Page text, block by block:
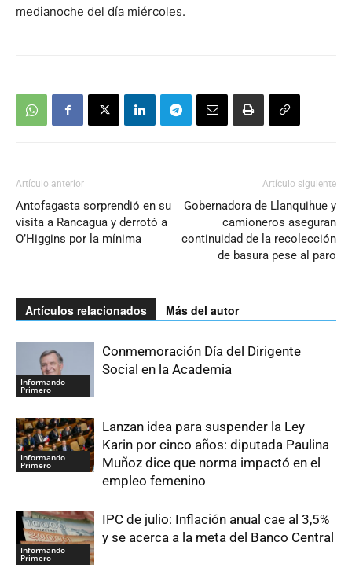
medianoche del día miércoles.
Artículo anterior
Antofagasta sorprendió en su
visita a Rancagua y derrotó a
O’Higgins por la mínima
Artículo siguiente
Gobernadora de Llanquihue y
camioneros aseguran
continuidad de la recolección
de basura pese al paro
Artículos relacionados Más del autor
Informando
Primero
Conmemoración Día del Dirigente
Social en la Academia
Informando
Primero
Lanzan idea para suspender la Ley
Karin por cinco años: diputada Paulina
Muñoz dice que norma impactó en el
empleo femenino
Informando
Primero
IPC de julio: Inflación anual cae al 3,5%
y se acerca a la meta del Banco Central